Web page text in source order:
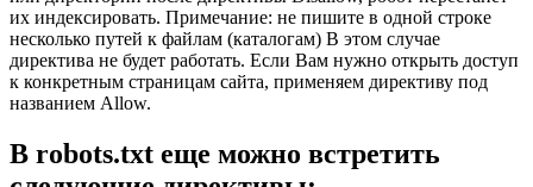
их индексировать. Примечание: не пишите в одной строке
несколько путей к файлам (каталогам) В этом случае
директива не будет работать. Если Вам нужно открыть доступ
к конкретным страницам сайта, применяем директиву под
названием Allow.
В robots.txt еще можно встретить